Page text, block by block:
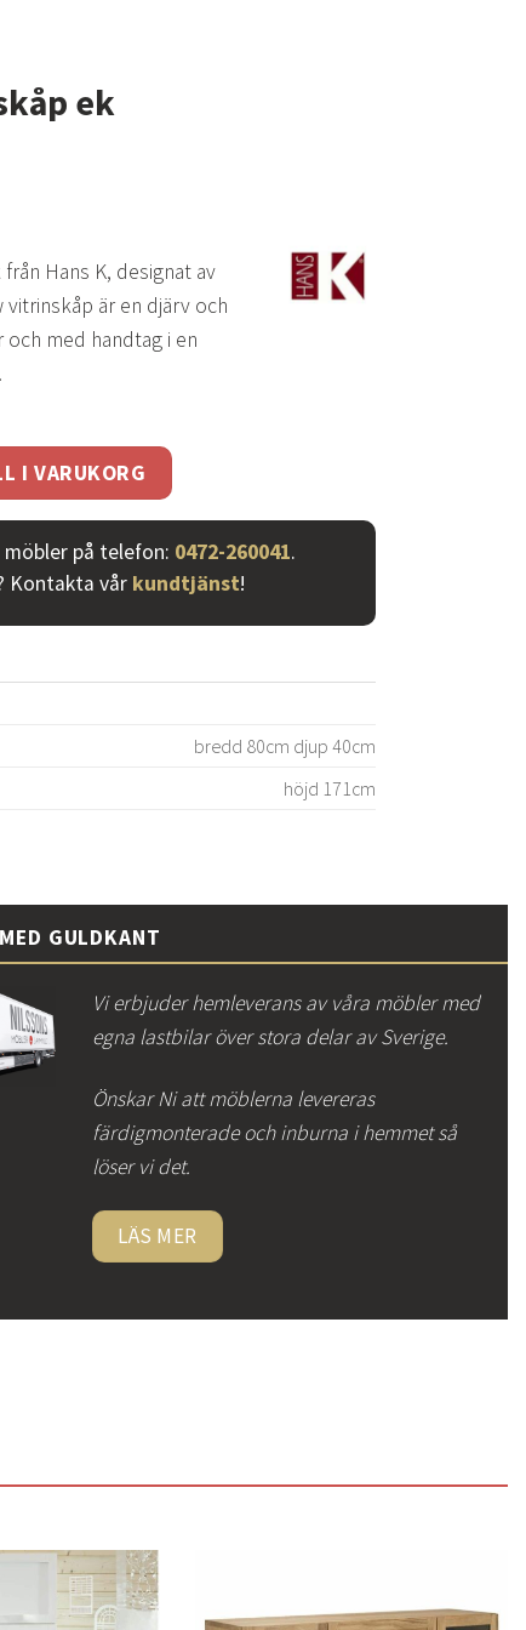
ek
Hans K, designat av
vitrinskåp är en djärv och
med handtag i en
I VARUKORG
på telefon: 0472-260041.
Kontakta vår kundtjänst!
bredd 80cm djup 40cm
höjd 171cm
GULDKANT
Vi erbjuder hemleverans av våra möbler med
egna lastbilar över stora delar av Sverige.
Önskar Ni att möblerna levereras
färdigmonterade och inburna i hemmet så
löser vi det.
LÄS MER